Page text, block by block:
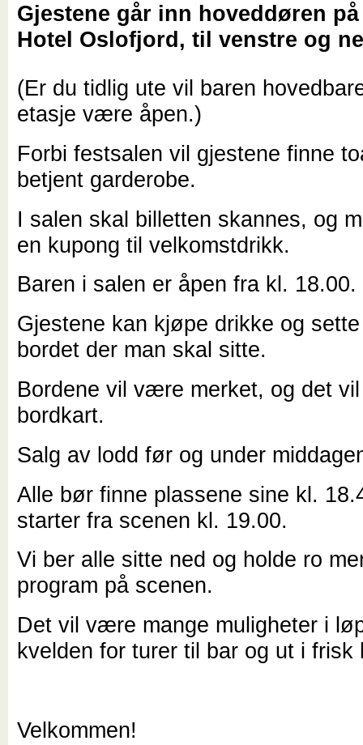
Gjestene går inn hoveddøren
Hotel Oslofjord, til venstre og
(Er du tidlig ute vil baren
etasje være åpen.)
Forbi festsalen vil gjestene finne
betjent garderobe.
I salen skal billetten skannes, og
en kupong til velkomstdrikk.
Baren i salen er åpen fra kl. 18.00.
Gjestene kan kjøpe drikke og
bordet der man skal sitte.
Bordene vil være merket, og det
bordkart.
Salg av lodd før og under
Alle bør finne plassene sine kl.
starter fra scenen kl. 19.00.
Vi ber alle sitte ned og holde ro
program på scenen.
Det vil være mange muligheter i
kvelden for turer til bar og ut i frisk
Velkommen!